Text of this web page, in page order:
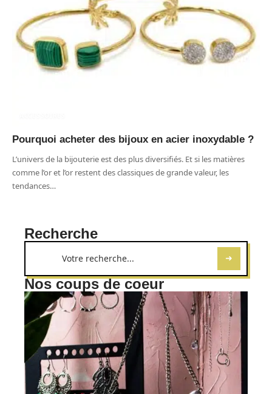
Pourquoi acheter des bijoux en acier inoxydable ?
L’univers de la bijouterie est des plus diversifiés. Et si les matières
comme l’or et l’or restent des classiques de grande valeur, les
tendances…
Recherche
Nos coups de coeur